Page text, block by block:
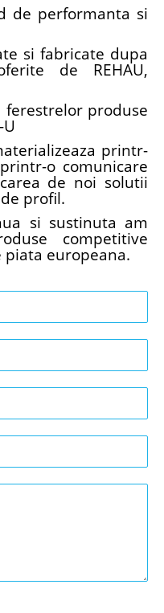
de performanta si
si fabricate dupa
de REHAU,
ferestrelor produse
printr-
o comunicare
de noi solutii
profil.
si sustinuta am
competitive
piata europeana.